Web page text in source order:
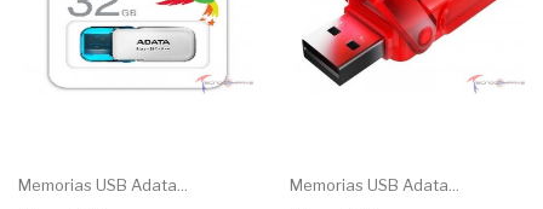
Memorias USB Adata...
Memorias USB Adata...